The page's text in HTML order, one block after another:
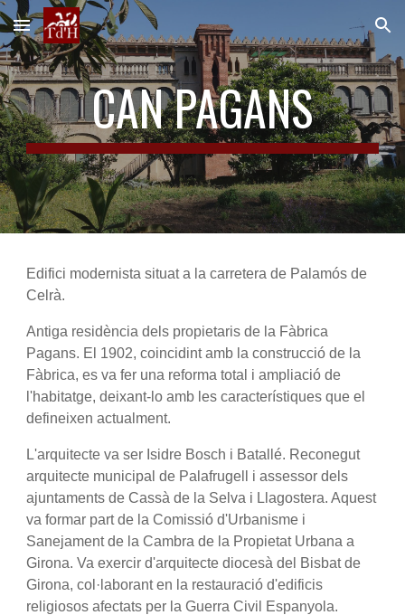
Skip to main content Skip to navigation
CAN PAGANS
Edifici modernista situat a la carretera de Palamós de
Celrà.
Antiga residència dels propietaris de la Fàbrica
Pagans. El 1902, coincidint amb la construcció de la
Fàbrica, es va fer una reforma total i ampliació de
l'habitatge, deixant-lo amb les característiques que el
defineixen actualment.
L'arquitecte va ser Isidre Bosch i Batallé. Reconegut
arquitecte municipal de Palafrugell i assessor dels
ajuntaments de Cassà de la Selva i Llagostera. Aquest
va formar part de la Comissió d'Urbanisme i
Sanejament de la Cambra de la Propietat Urbana a
Girona. Va exercir d'arquitecte diocesà del Bisbat de
Girona, col·laborant en la restauració d'edificis
religiosos afectats per la Guerra Civil Espanyola.